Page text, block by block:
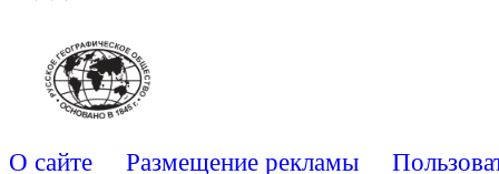
О сайте Размещение рекламы